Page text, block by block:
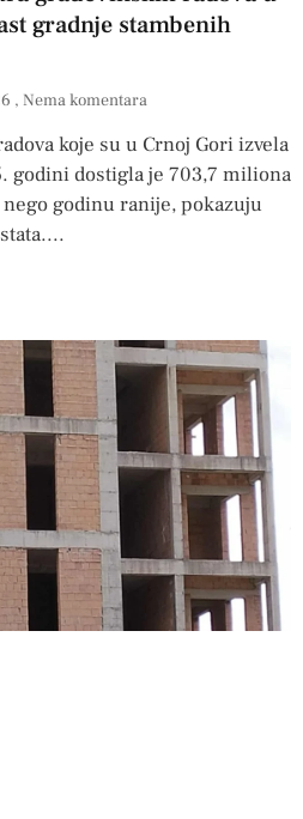
gradnje stambenih
Nema komentara
koje su u Crnoj Gori izvela
godini dostigla je 703,7 miliona
godinu ranije, pokazuju